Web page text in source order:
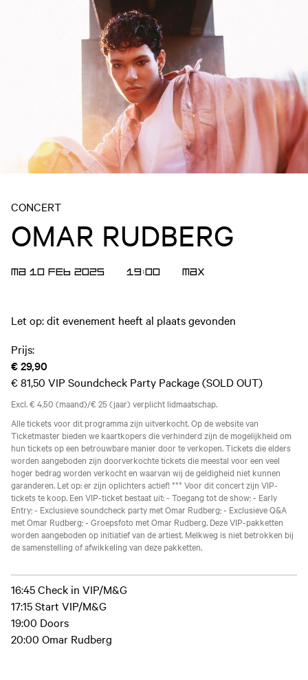
CONCERT
OMAR RUDBERG
MA 10 FEB 2025 19:00 MAX
Let op: dit evenement heeft al plaats gevonden
Prijs:
€ 29,90
€ 81,50 VIP Soundcheck Party Package (SOLD OUT)
Excl. € 4,50 (maand)/€ 25 (jaar) verplicht lidmaatschap.
Alle tickets voor dit programma zijn uitverkocht. Op de website van
Ticketmaster bieden we kaartkopers die verhinderd zijn de mogelijkheid om
hun tickets op een betrouwbare manier door te verkopen. Tickets die elders
worden aangeboden zijn doorverkochte tickets die meestal voor een veel
hoger bedrag worden verkocht en waarvan wij de geldigheid niet kunnen
garanderen. Let op: er zijn oplichters actief! *** Voor dit concert zijn VIP-
tickets te koop. Een VIP-ticket bestaat uit: - Toegang tot de show; - Early
Entry; - Exclusieve soundcheck party met Omar Rudberg; - Exclusieve Q&A
met Omar Rudberg; - Groepsfoto met Omar Rudberg. Deze VIP-pakketten
worden aangeboden op initiatief van de artiest. Melkweg is niet betrokken bij
de samenstelling of afwikkeling van deze pakketten.
16:45 Check in VIP/M&G
17:15 Start VIP/M&G
19:00 Doors
20:00 Omar Rudberg